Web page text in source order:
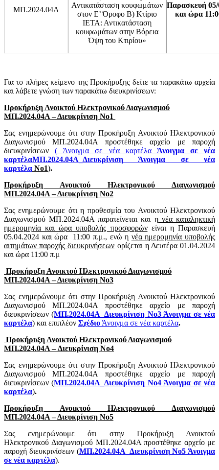
ΜΠ.2024.04Α
Αντικατάσταση κουφωμάτων
στον Ε’ Όροφο Β) Κτίριο
ΙΕΤΑ: Αντικατάσταση
κουφωμάτων στην Βόρεια
Όψη του Κτιρίου»
Παρασκευή 05/
και ώρα
Για το πλήρες κείμενο της Προκήρυξης δείτε τα παρακάτω αρχεία
και λάβετε γνώση των παρακάτω διευκρινίσεων:
Προκήρυξη Ανοικτού Ηλεκτρονικού Διαγωνισμού
ΜΠ.2024.04Α – Διευκρίνιση No1
Σας ενημερώνουμε ότι στην Προκήρυξη Ανοικτού Ηλεκτρονικού
Διαγωνισμού ΜΠ.2024.04Α προστέθηκε αρχείο με παροχή
διευκρινίσεων( Άνοιγμα σε νέα καρτέλαΆνοιγμα σε νέα
καρτέλαΜΠ.2024.04Α_Διευκρίνιση Άνοιγμα σε νέα
καρτέλα No1).
Προκήρυξη Ανοικτού Ηλεκτρονικού Διαγωνισμού
ΜΠ.2024.04Α – Διευκρίνιση Νο2
Σας ενημερώνουμε ότι η προθεσμία του Ανοικτού Ηλεκτρονικού
Διαγωνισμού ΜΠ.2024.04Α παρατείνεται και ηνέα καταληκτική
ημερομηνία και ώρα υποβολής προσφορώνείναι η Παρασκευή
05.04.2024 και ώρα 11:00 π.μ., ενώ η νέα ημερομηνία υποβολής
αιτημάτων παροχής διευκρινήσεων ορίζεται η Δευτέρα 01.04.2024
και ώρα 11:00 π.μ
Προκήρυξη Ανοικτού Ηλεκτρονικού Διαγωνισμού
ΜΠ.2024.04Α – Διευκρίνιση Νο3
Σας ενημερώνουμε ότι στην Προκήρυξη Ανοικτού Ηλεκτρονικού
Διαγωνισμού ΜΠ.2024.04Α προστέθηκε αρχείο με παροχή
διευκρινίσεων (ΜΠ.2024.04Α_Διευκρίνιση Νο3Άνοιγμα σε νέα
καρτέλα) και επιπλέον Σχέδιο Άνοιγμα σε νέα καρτέλα.
Προκήρυξη Ανοικτού Ηλεκτρονικού Διαγωνισμού
ΜΠ.2024.04Α – Διευκρίνιση Νο4
Σας ενημερώνουμε ότι στην Προκήρυξη Ανοικτού Ηλεκτρονικού
Διαγωνισμού ΜΠ.2024.04Α προστέθηκε αρχείο με παροχή
διευκρινίσεων (ΜΠ.2024.04Α_Διευκρίνιση Νο4Άνοιγμα σε νέα
καρτέλα).
Προκήρυξη Ανοικτού Ηλεκτρονικού Διαγωνισµού
ΜΠ.2024.04Α – Διευκρίνιση Νο5
Σας ενημερώνουμε ότι στην Προκήρυξη Ανοικτού
Ηλεκτρονικού Διαγωνισμού ΜΠ.2024.04Α προστέθηκε αρχείο με
παροχή διευκρινίσεων (ΜΠ.2024.04Α_Διευκρίνιση Νο5 Άνοιγμα
σε νέα καρτέλα).